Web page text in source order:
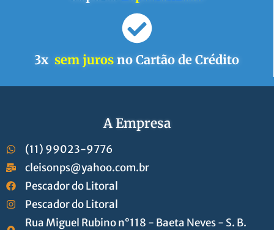
3x sem juros no Cartão de Crédito
A Empresa
(11) 99023-9776
cleisonps@yahoo.com.br
Pescador do Litoral
Pescador do Litoral
Rua Miguel Rubino n°118 - Baeta Neves - S. B.